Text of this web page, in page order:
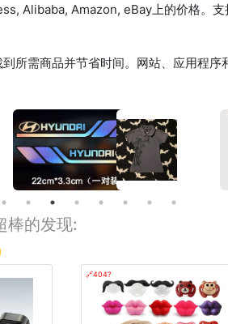
Alibaba, Amazon, eBay上的价格。
所需商品并节省时间。网站、应用程序
棒的发现:
🔗404?